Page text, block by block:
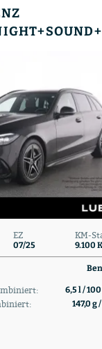
EZ
07/25
KM-
9.100
6,5 l /
147,0 g